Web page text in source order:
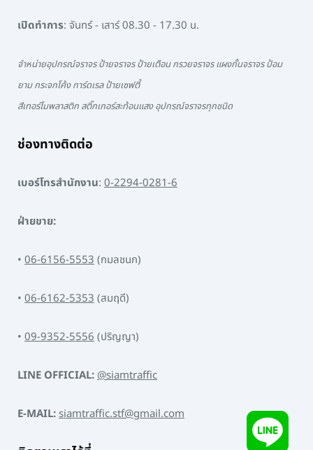
เปิดทำการ: จันทร์ - เสาร์ 08.30 - 17.30 น.
จำหน่ายอุปกรณ์จราจร ป้ายจราจร ป้ายเตือน กรวยจราจร แผงกั้นจราจร ป้อม
ยาม กระจกโค้ง การ์ดเรล ป้ายเซฟตี้
สีเทอร์โมพลาสติก สติ๊กเกอร์สะท้อนแสง อุปกรณ์จราจรทุกชนิด
ช่องทางติดต่อ
เบอร์โทรสำนักงาน: 0-2294-0281-6
ฝ่ายขาย:
• 06-6156-5553(กมลชนก)
• 06-6162-5353(สมฤดี)
• 09-9352-5556(ปริญญา)
LINE OFFICIAL:@siamtraffic
E-MAIL:siamtraffic.stf@gmail.com